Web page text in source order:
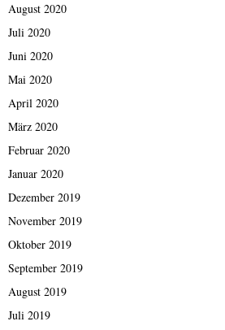
August 2020
Juli 2020
Juni 2020
Mai 2020
April 2020
März 2020
Februar 2020
Januar 2020
Dezember 2019
November 2019
Oktober 2019
September 2019
August 2019
Juli 2019